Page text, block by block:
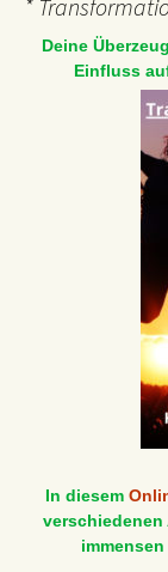
*
Deine
Einfluss
In diesem
verschiedenen